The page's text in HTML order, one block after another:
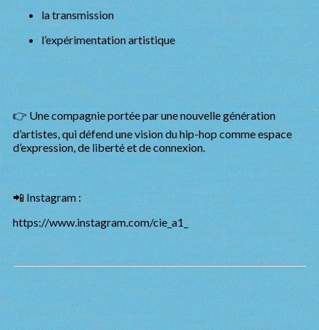
la transmission
l’expérimentation artistique
👉 Une compagnie portée par une nouvelle génération
d’artistes, qui défend une vision du hip-hop comme espace
d’expression, de liberté et de connexion.
📲 Instagram :
https://www.instagram.com/cie_a1_